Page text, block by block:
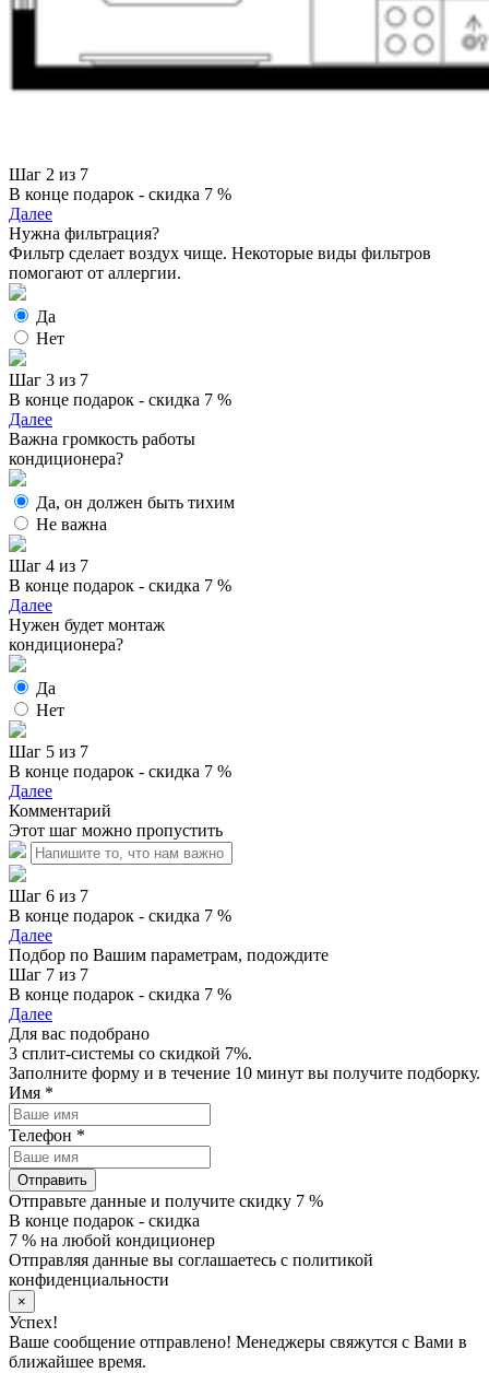
Шаг 2 из 7
В конце подарок - скидка 7 %
Далее
Нужна фильтрация?
Фильтр сделает воздух чище. Некоторые виды фильтров
помогают от аллергии.
Да
Нет
Шаг 3 из 7
В конце подарок - скидка 7 %
Далее
Важна громкость работы
кондиционера?
Да, он должен быть тихим
Не важна
Шаг 4 из 7
В конце подарок - скидка 7 %
Далее
Нужен будет монтаж
кондиционера?
Да
Нет
Шаг 5 из 7
В конце подарок - скидка 7 %
Далее
Комментарий
Этот шаг можно пропустить
Шаг 6 из 7
В конце подарок - скидка 7 %
Далее
Подбор по Вашим параметрам, подождите
Шаг 7 из 7
В конце подарок - скидка 7 %
Далее
Для вас подобрано
3 сплит-системы со скидкой 7%.
Заполните форму и в течение 10 минут вы получите подборку.
Имя *
Телефон *
Отправить
Отправьте данные и получите скидку 7 %
В конце подарок - скидка
7 % на любой кондиционер
Отправляя данные вы соглашаетесь с политикой
конфиденциальности
×
Успех!
Ваше сообщение отправлено! Менеджеры свяжутся с Вами в
ближайшее время.